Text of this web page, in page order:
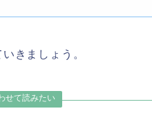
きましょう。